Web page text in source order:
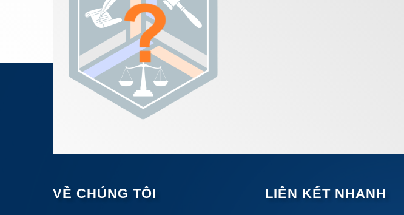
VỀ CHÚNG TÔI LIÊN KẾT NHANH